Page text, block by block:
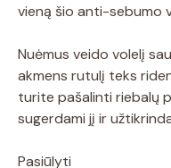
vieną šio anti-sebumo
Nuėmus veido volelį
akmens rutulį teks
turite pašalinti riebalų
sugerdami jį ir
Pasiūlyti